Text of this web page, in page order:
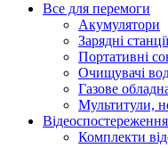
Все для перемоги
Акумулятори
Зарядні станції
Портативні
Очищувачі
Газове
Мультитули,
Відеоспостереження
Комплекти